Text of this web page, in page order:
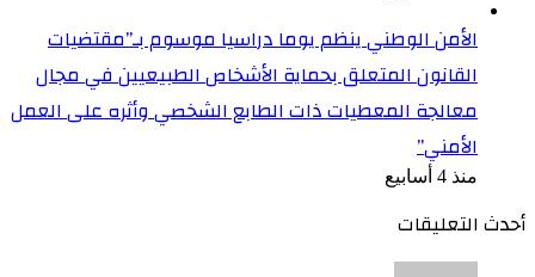
الأمن الوطني ينظم يوما دراسيا موسوم بـ”مقتضيات
القانون المتعلق بحماية الأشخاص الطبيعيين في مجال
معالجة المعطيات ذات الطابع الشخصي وأثره على العمل
الأمني”
منذ 4 أسابيع
أحدث التعليقات